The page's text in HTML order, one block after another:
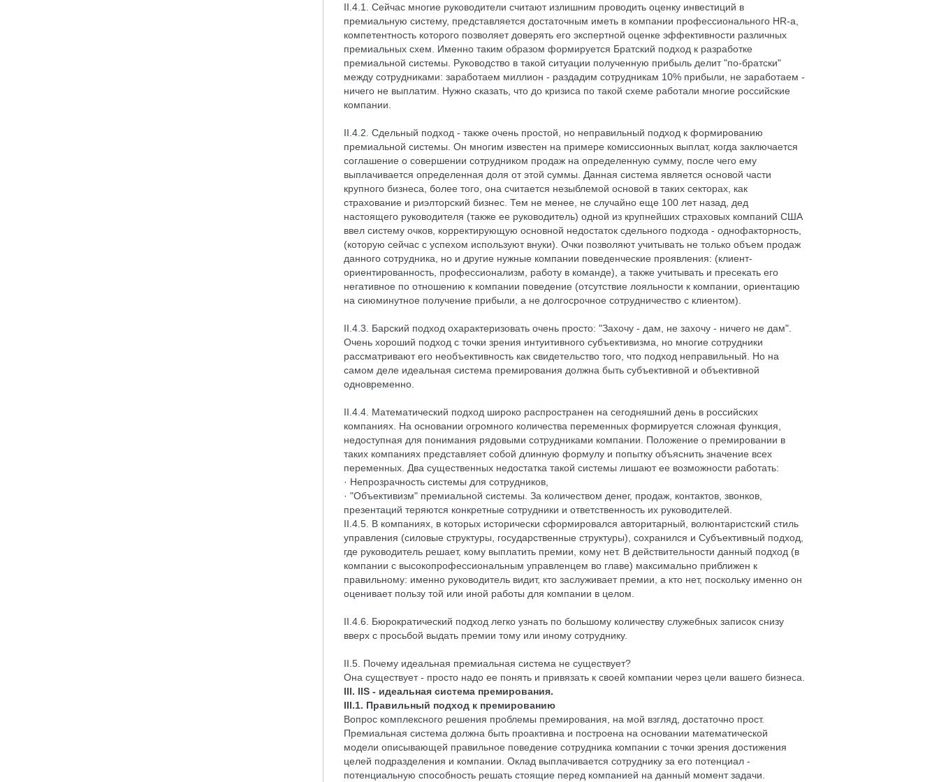
II.4.1. Сейчас многие руководители считают излишним проводить оценку инвестиций в
премиальную систему, представляется достаточным иметь в компании профессионального HR-а,
компетентность которого позволяет доверять его экспертной оценке эффективности различных
премиальных схем. Именно таким образом формируется Братский подход к разработке
премиальной системы. Руководство в такой ситуации полученную прибыль делит "по-братски"
между сотрудниками: заработаем миллион - раздадим сотрудникам 10% прибыли, не заработаем -
ничего не выплатим. Нужно сказать, что до кризиса по такой схеме работали многие российские
компании.
II.4.2. Сдельный подход - также очень простой, но неправильный подход к формированию
премиальной системы. Он многим известен на примере комиссионных выплат, когда заключается
соглашение о совершении сотрудником продаж на определенную сумму, после чего ему
выплачивается определенная доля от этой суммы. Данная система является основой части
крупного бизнеса, более того, она считается незыблемой основой в таких секторах, как
страхование и риэлторский бизнес. Тем не менее, не случайно еще 100 лет назад, дед
настоящего руководителя (также ее руководитель) одной из крупнейших страховых компаний США
ввел систему очков, корректирующую основной недостаток сдельного подхода - однофакторность,
(которую сейчас с успехом используют внуки). Очки позволяют учитывать не только объем продаж
данного сотрудника, но и другие нужные компании поведенческие проявления: (клиент-
ориентированность, профессионализм, работу в команде), а также учитывать и пресекать его
негативное по отношению к компании поведение (отсутствие лояльности к компании, ориентацию
на сиюминутное получение прибыли, а не долгосрочное сотрудничество с клиентом).
II.4.3. Барский подход охарактеризовать очень просто: "Захочу - дам, не захочу - ничего не дам".
Очень хороший подход с точки зрения интуитивного субъективизма, но многие сотрудники
рассматривают его необъективность как свидетельство того, что подход неправильный. Но на
самом деле идеальная система премирования должна быть субъективной и объективной
одновременно.
II.4.4. Математический подход широко распространен на сегодняшний день в российских
компаниях. На основании огромного количества переменных формируется сложная функция,
недоступная для понимания рядовыми сотрудниками компании. Положение о премировании в
таких компаниях представляет собой длинную формулу и попытку объяснить значение всех
переменных. Два существенных недостатка такой системы лишают ее возможности работать:
· Непрозрачность системы для сотрудников,
· "Объективизм" премиальной системы. За количеством денег, продаж, контактов, звонков,
презентаций теряются конкретные сотрудники и ответственность их руководителей.
II.4.5. В компаниях, в которых исторически сформировался авторитарный, волюнтаристский стиль
управления (силовые структуры, государственные структуры), сохранился и Субъективный подход,
где руководитель решает, кому выплатить премии, кому нет. В действительности данный подход (в
компании с высокопрофессиональным управленцем во главе) максимально приближен к
правильному: именно руководитель видит, кто заслуживает премии, а кто нет, поскольку именно он
оценивает пользу той или иной работы для компании в целом.
II.4.6. Бюрократический подход легко узнать по большому количеству служебных записок снизу
вверх с просьбой выдать премии тому или иному сотруднику.
II.5. Почему идеальная премиальная система не существует?
Она существует - просто надо ее понять и привязать к своей компании через цели вашего бизнеса.
III. IIS - идеальная система премирования.
III.1. Правильный подход к премированию
Вопрос комплексного решения проблемы премирования, на мой взгляд, достаточно прост.
Премиальная система должна быть проактивна и построена на основании математической
модели описывающей правильное поведение сотрудника компании с точки зрения достижения
целей подразделения и компании. Оклад выплачивается сотруднику за его потенциал -
потенциальную способность решать стоящие перед компанией на данный момент задачи.